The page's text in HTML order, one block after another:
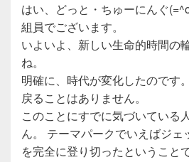
はい、どっと・ちゅーにんぐ
組員でございます。
いよいよ、新しい生命的時間の
ね。
明確に、時代が変化したのです
戻ることはありません。
このことにすでに気づいている
ん。 テーマパークでいえばジェ
を完全に登り切ったということ